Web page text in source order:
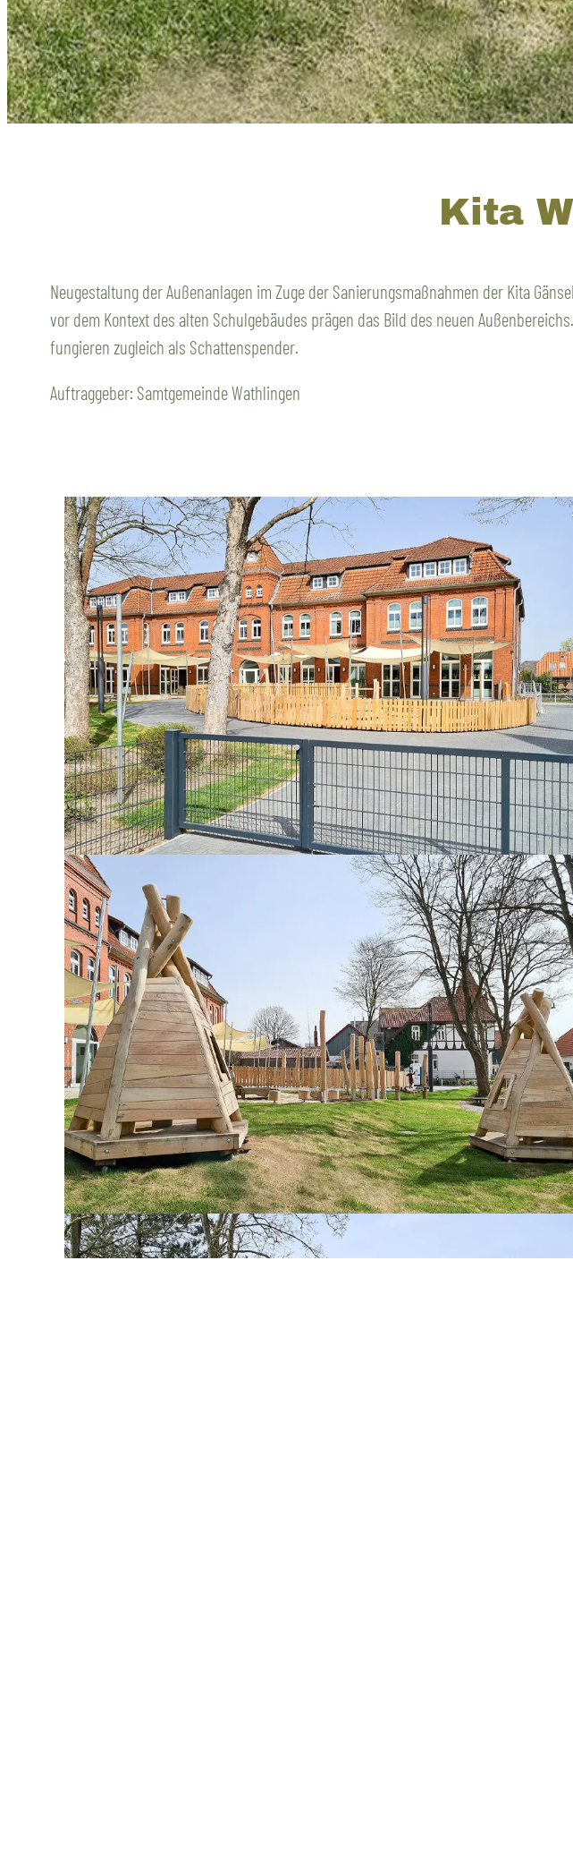
Kita
Neugestaltung der Außenanlagen im Zuge der Sanierungsmaßnahmen der Kita
vor dem Kontext des alten Schulgebäudes prägen das Bild des neuen
fungieren zugleich als Schattenspender.
Auftraggeber: Samtgemeinde Wathlingen